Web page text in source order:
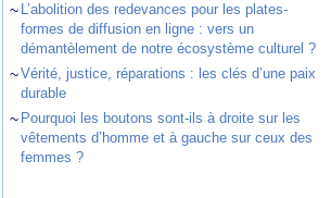
~ L’abolition des redevances pour les plates-
formes de diffusion en ligne : vers un
démantèlement de notre écosystème culturel ?
~Vérité, justice, réparations : les clés d’une paix
durable
~ Pourquoi les boutons sont-ils à droite sur les
vêtements d’homme et à gauche sur ceux des
femmes ?